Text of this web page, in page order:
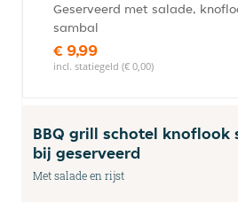
Geserveerd met salade,
sambal
€ 9,99
incl. statiegeld (€ 0,00)
BBQ grill schotel knoflook
bij geserveerd
Met salade en rijst